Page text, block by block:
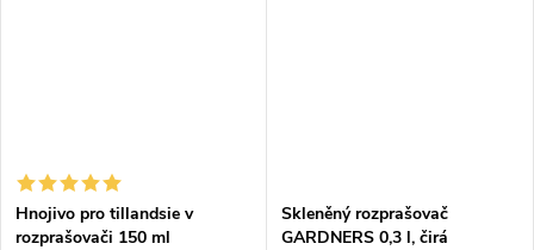
Hnojivo pro tillandsie v
rozprašovači 150 ml
Skleněný rozprašovač
GARDNERS 0,3 l, čirá